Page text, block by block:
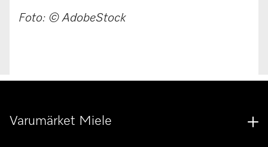
Foto: © AdobeStock
Varumärket Miele